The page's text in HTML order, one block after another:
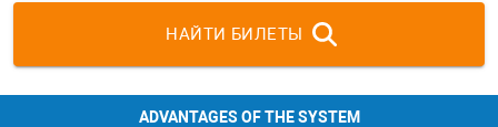
НАЙТИ БИЛЕТЫ
ADVANTAGES OF THE SYSTEM